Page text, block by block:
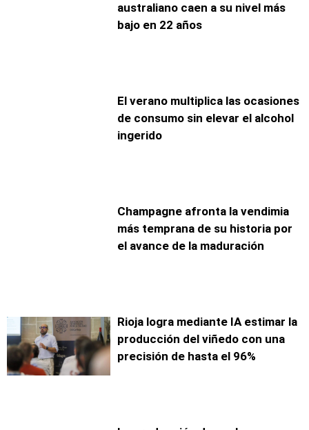
australiano caen a su nivel más
bajo en 22 años
El verano multiplica las ocasiones
de consumo sin elevar el alcohol
ingerido
Champagne afronta la vendimia
más temprana de su historia por
el avance de la maduración
Rioja logra mediante IA estimar la
producción del viñedo con una
precisión de hasta el 96%